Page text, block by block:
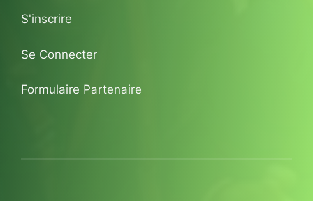
S'inscrire
Se Connecter
Formulaire Partenaire